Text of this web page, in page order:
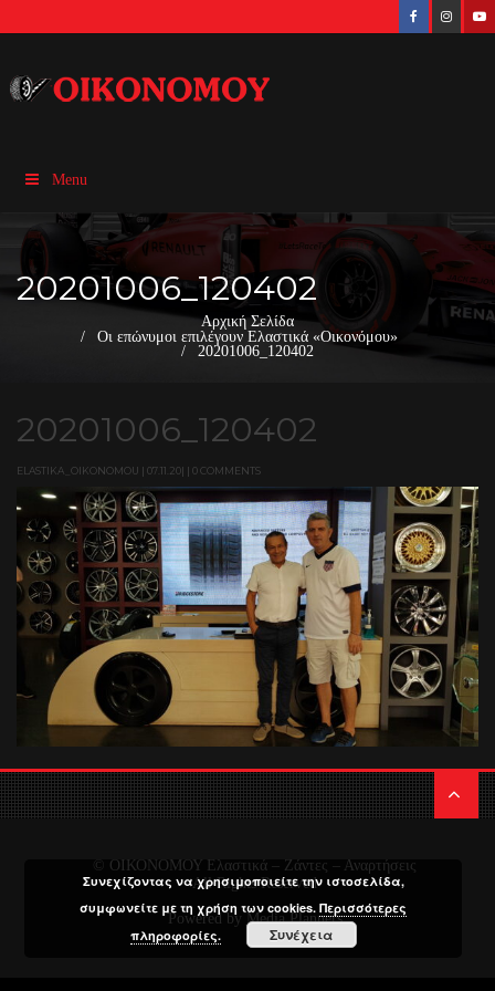
Menu
20201006_120402
Αρχική Σελίδα
Οι επώνυμοι επιλέγουν Ελαστικά «Οικονόμου»
20201006_120402
20201006_120402
ELASTIKA_OIKONOMOU | 07.11.20| | 0 COMMENTS
© ΟΙΚΟΝΟΜΟΥ Ελαστικά – Ζάντες – Αναρτήσεις
All Rights Reserved
Powered by Media Planners
Συνεχίζοντας να χρησιμοποιείτε την ιστοσελίδα,
συμφωνείτε με τη χρήση των cookies.Περισσότερες
πληροφορίες.
Συνέχεια